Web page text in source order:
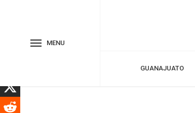
MENU
GUANAJUATO